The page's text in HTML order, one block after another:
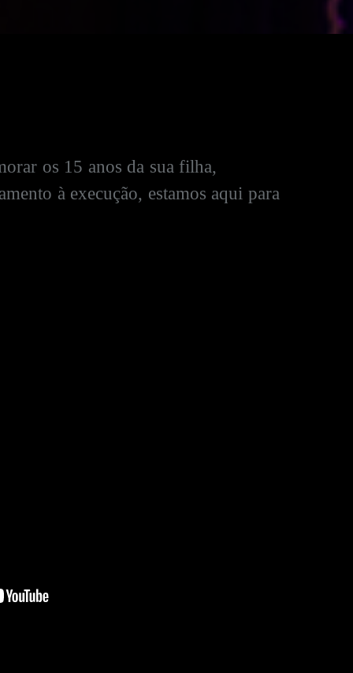
os 15 anos da sua filha,
à execução, estamos aqui para